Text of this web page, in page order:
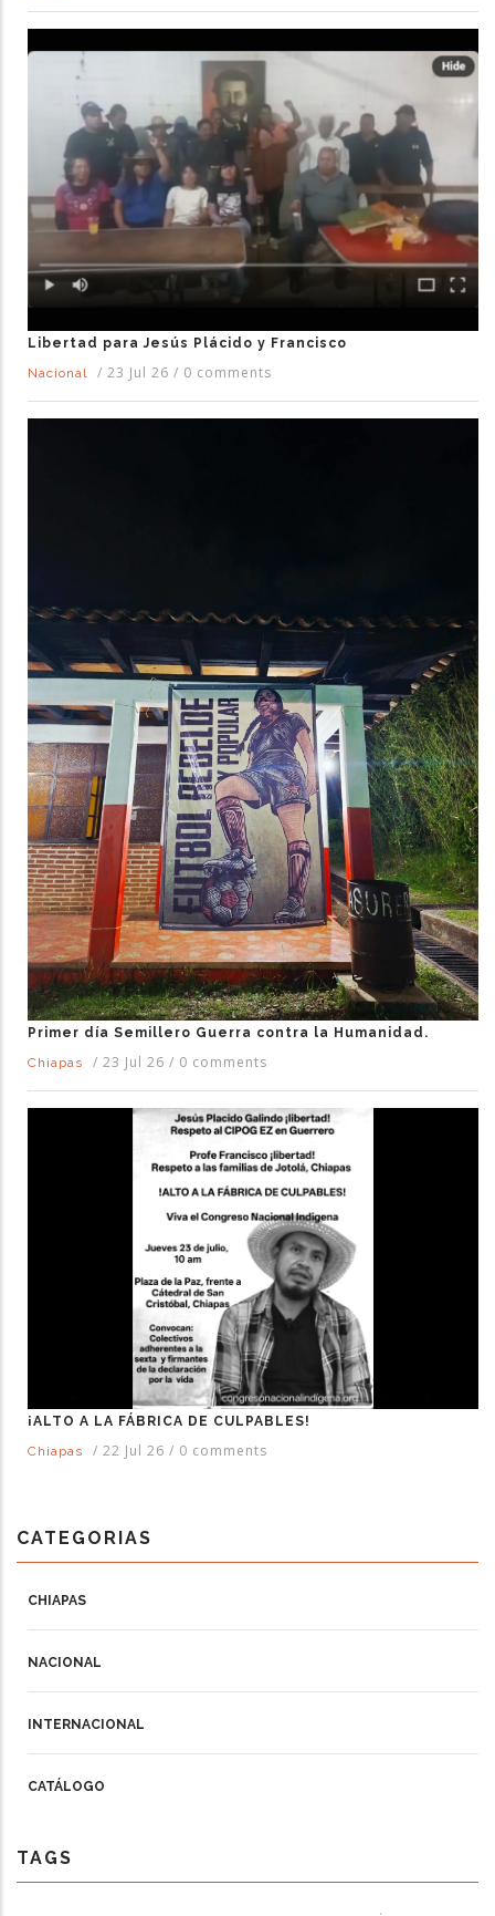
Libertad para Jesús Plácido y Francisco
Nacional
/ 23 Jul 26 / 0 comments
Primer día Semillero Guerra contra la Humanidad.
Chiapas
/ 23 Jul 26 / 0 comments
¡ALTO A LA FÁBRICA DE CULPABLES!
Chiapas
/ 22 Jul 26 / 0 comments
CATEGORIAS
CHIAPAS
NACIONAL
INTERNACIONAL
CATÁLOGO
TAGS